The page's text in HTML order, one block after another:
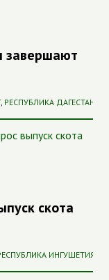
завершают
, РЕСПУБЛИКА ДАГЕСТАН
скота
ИНГУШЕТИЯ